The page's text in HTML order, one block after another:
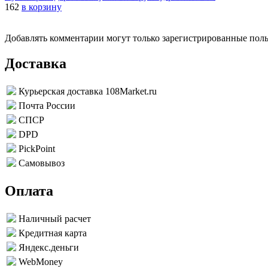
162 в корзину
Добавлять комментарии могут только зарегистрированные
Доставка
Курьерская доставка 108Market.ru
Почта России
СПСР
DPD
PickPoint
Самовывоз
Оплата
Наличный расчет
Кредитная карта
Яндекс.деньги
WebMoney